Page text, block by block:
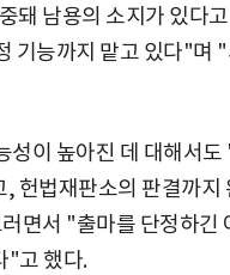
돼 남용의 소지가 있다
기능까지 맡고 있다"며
성이 높아진 데 대해서
헌법재판소의 판결까
면서 "출마를 단정하긴
"고 했다.